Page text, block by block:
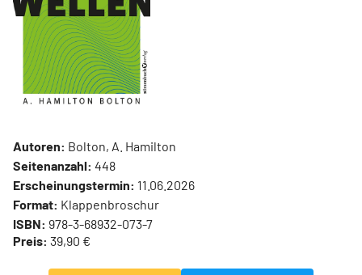
Autoren: Bolton, A. Hamilton
Seitenanzahl: 448
Erscheinungstermin: 11.06.2026
Format: Klappenbroschur
ISBN: 978-3-68932-073-7
Preis: 39,90 €